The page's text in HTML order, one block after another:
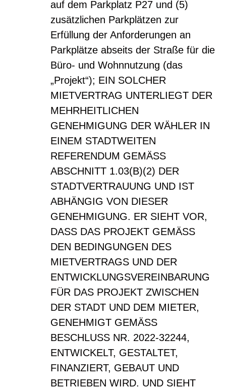
auf dem Parkplatz P27 und (5)
zusätzlichen Parkplätzen zur
Erfüllung der Anforderungen an
Parkplätze abseits der Straße für die
Büro- und Wohnnutzung (das
„Projekt“); EIN SOLCHER
MIETVERTRAG UNTERLIEGT DER
MEHRHEITLICHEN
GENEHMIGUNG DER WÄHLER IN
EINEM STADTWEITEN
REFERENDUM GEMÄSS
ABSCHNITT 1.03(B)(2) DER
STADTVERTRAUUNG UND IST
ABHÄNGIG VON DIESER
GENEHMIGUNG. ER SIEHT VOR,
DASS DAS PROJEKT GEMÄSS
DEN BEDINGUNGEN DES
MIETVERTRAGS UND DER
ENTWICKLUNGSVEREINBARUNG
FÜR DAS PROJEKT ZWISCHEN
DER STADT UND DEM MIETER,
GENEHMIGT GEMÄSS
BESCHLUSS NR. 2022-32244,
ENTWICKELT, GESTALTET,
FINANZIERT, GEBAUT UND
BETRIEBEN WIRD. UND SIEHT